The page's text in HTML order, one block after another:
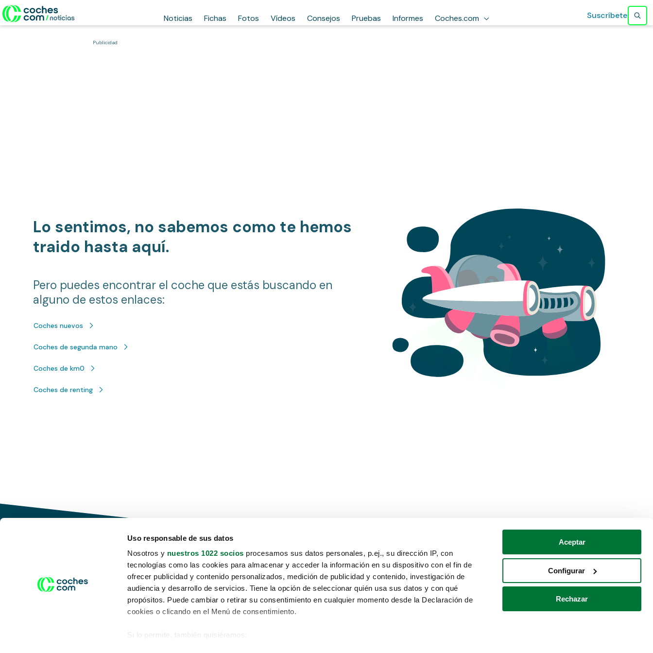
Uso responsable de sus datos
Nosotros y nuestros 1022 socios procesamos sus datos personales, p.ej., su dirección IP, con
tecnologías como las cookies para almacenar y acceder la información en su dispositivo con el fin de
ofrecer publicidad y contenido personalizados, medición de publicidad y contenido, investigación de
audiencia y desarrollo de servicios. Tiene la opción de seleccionar quién usa sus datos y con qué
propósitos. Puede cambiar o retirar su consentimiento en cualquier momento desde la Declaración de
cookies o clicando en el Menú de consentimiento.
Si lo permite, también quisiéramos:
Aceptar
Configurar
Rechazar
Noticias Fichas Fotos Vídeos Consejos Pruebas Informes Coches.com Suscríbete
Publicidad
Lo sentimos, no sabemos como te hemos
traido hasta aquí.
Pero puedes encontrar el coche que estás buscando en
alguno de estos enlaces:
Coches nuevos
Coches de segunda mano
Coches de km0
Coches de renting
Conduce tu futuro,
desata tu movilidad